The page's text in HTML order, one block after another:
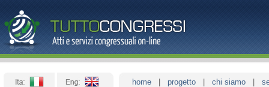
home progetto chi siamo